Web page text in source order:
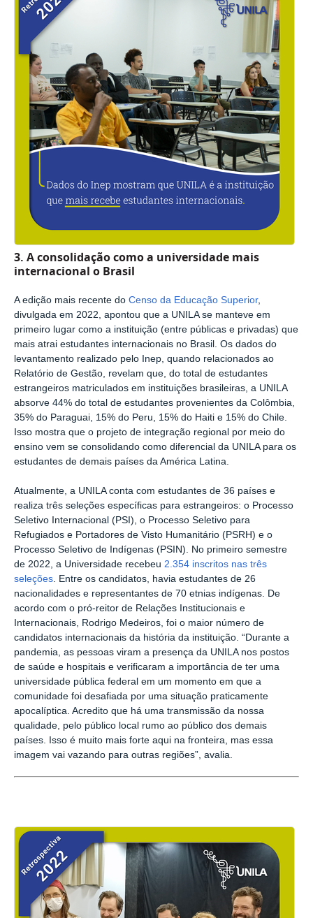
3. A consolidação como a universidade mais
internacional o Brasil
A edição mais recente do Censo da Educação Superior,
divulgada em 2022, apontou que a UNILA se manteve em
primeiro lugar como a instituição (entre públicas e privadas) que
mais atrai estudantes internacionais no Brasil. Os dados do
levantamento realizado pelo Inep, quando relacionados ao
Relatório de Gestão, revelam que, do total de estudantes
estrangeiros matriculados em instituições brasileiras, a UNILA
absorve 44% do total de estudantes provenientes da Colômbia,
35% do Paraguai, 15% do Peru, 15% do Haiti e 15% do Chile.
Isso mostra que o projeto de integração regional por meio do
ensino vem se consolidando como diferencial da UNILA para os
estudantes de demais países da América Latina.
Atualmente, a UNILA conta com estudantes de 36 países e
realiza três seleções específicas para estrangeiros: o Processo
Seletivo Internacional (PSI), o Processo Seletivo para
Refugiados e Portadores de Visto Humanitário (PSRH) e o
Processo Seletivo de Indígenas (PSIN). No primeiro semestre
de 2022, a Universidade recebeu 2.354 inscritos nas três
seleções . Entre os candidatos, havia estudantes de 26
nacionalidades e representantes de 70 etnias indígenas. De
acordo com o pró-reitor de Relações Institucionais e
Internacionais, Rodrigo Medeiros, foi o maior número de
candidatos internacionais da história da instituição. “Durante a
pandemia, as pessoas viram a presença da UNILA nos postos
de saúde e hospitais e verificaram a importância de ter uma
universidade pública federal em um momento em que a
comunidade foi desafiada por uma situação praticamente
apocalíptica. Acredito que há uma transmissão da nossa
qualidade, pelo público local rumo ao público dos demais
países. Isso é muito mais forte aqui na fronteira, mas essa
imagem vai vazando para outras regiões”, avalia.